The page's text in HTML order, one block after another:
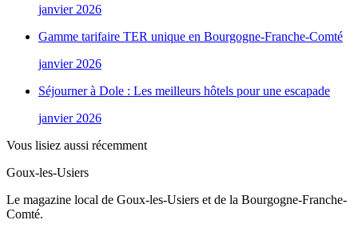
janvier 2026
Gamme tarifaire TER unique en Bourgogne-Franche-Comté
janvier 2026
Séjourner à Dole : Les meilleurs hôtels pour une escapade
janvier 2026
Vous lisiez aussi récemment
Goux-les-Usiers
Le magazine local de Goux-les-Usiers et de la Bourgogne-Franche-
Comté.